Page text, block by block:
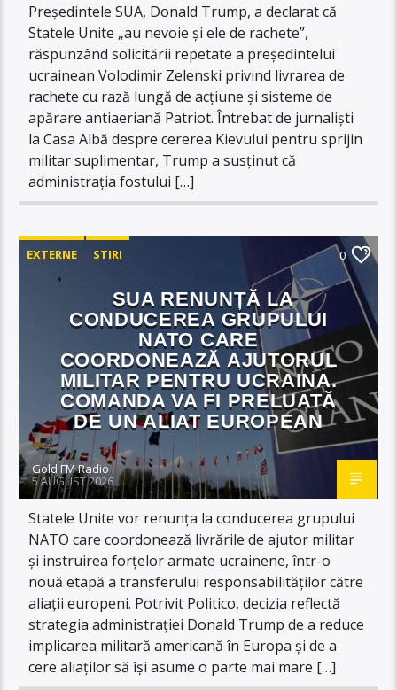
Președintele SUA, Donald Trump, a declarat că
Statele Unite „au nevoie și ele de rachete”,
răspunzând solicitării repetate a președintelui
ucrainean Volodimir Zelenski privind livrarea de
rachete cu rază lungă de acțiune și sisteme de
apărare antiaeriană Patriot. Întrebat de jurnaliști
la Casa Albă despre cererea Kievului pentru sprijin
militar suplimentar, Trump a susținut că
administrația fostului […]
EXTERNE STIRI 0
SUA RENUNȚĂ LA
CONDUCEREA GRUPULUI
NATO CARE
COORDONEAZĂ AJUTORUL
MILITAR PENTRU UCRAINA.
COMANDA VA FI PRELUATĂ
DE UN ALIAT EUROPEAN
Gold FM Radio
5 AUGUST 2026
Statele Unite vor renunța la conducerea grupului
NATO care coordonează livrările de ajutor militar
și instruirea forțelor armate ucrainene, într-o
nouă etapă a transferului responsabilităților către
aliații europeni. Potrivit Politico, decizia reflectă
strategia administrației Donald Trump de a reduce
implicarea militară americană în Europa și de a
cere aliaților să își asume o parte mai mare […]